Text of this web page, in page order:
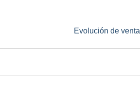
Evolución de